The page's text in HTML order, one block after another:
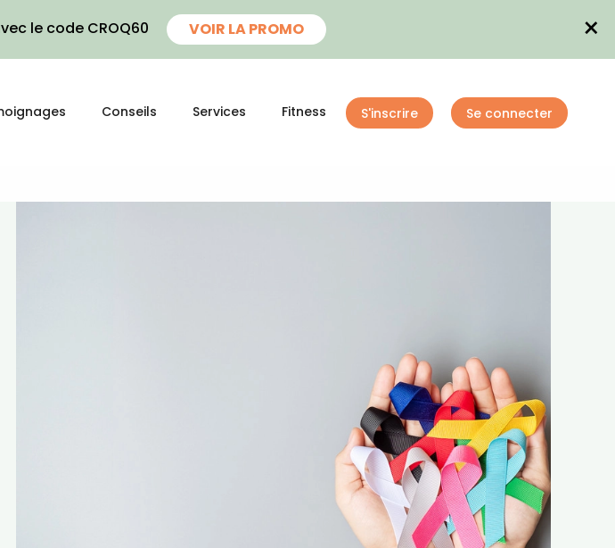
le code CROQ60 VOIR LA PROMO ×
Conseils Services Fitness S'inscrire Se connecter